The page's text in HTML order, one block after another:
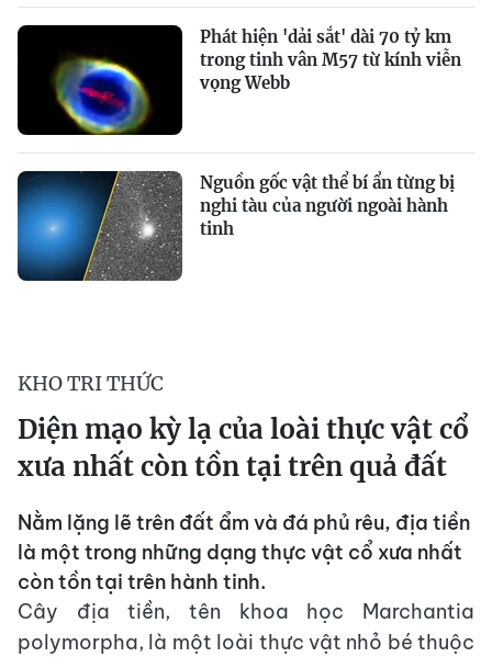
Phát hiện 'dải sắt' dài 70 tỷ km
trong tinh vân M57 từ kính viễn
vọng Webb
Nguồn gốc vật thể bí ẩn từng bị
nghi tàu của người ngoài hành
tinh
KHO TRI THỨC
Diện mạo kỳ lạ của loài thực vật cổ
xưa nhất còn tồn tại trên quả đất
Nằm lặng lẽ trên đất ẩm và đá phủ rêu, địa tiền
là một trong những dạng thực vật cổ xưa nhất
còn tồn tại trên hành tinh.
Cây địa tiền, tên khoa học Marchantia
polymorpha, là một loài thực vật nhỏ bé thuộc